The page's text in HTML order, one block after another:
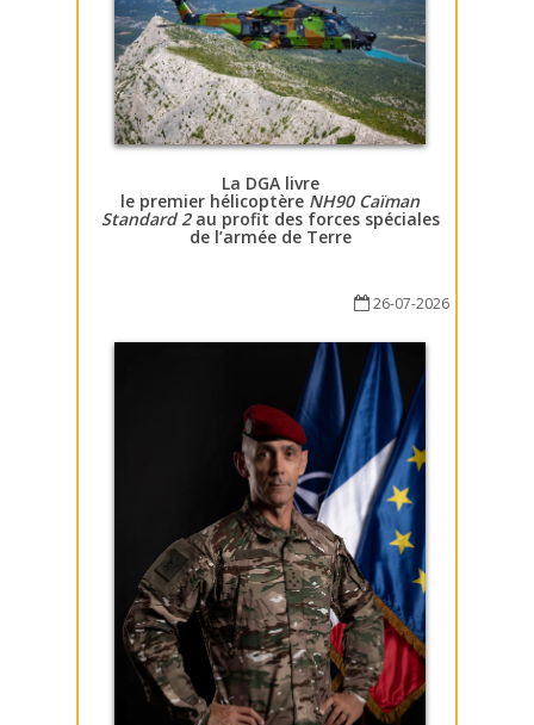
La DGA livre
le premier hélicoptère NH90 Caïman
Standard 2au profit des forces spéciales
de l’armée de Terre
26-07-2026